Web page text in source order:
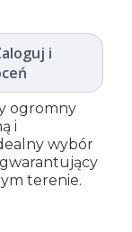
i
ogromny
i
wybór
terenie.